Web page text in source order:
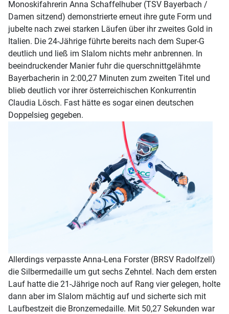
Monoskifahrerin Anna Schaffelhuber (TSV Bayerbach /
Damen sitzend) demonstrierte erneut ihre gute Form und
jubelte nach zwei starken Läufen über ihr zweites Gold in
Italien. Die 24-Jährige führte bereits nach dem Super-G
deutlich und ließ im Slalom nichts mehr anbrennen. In
beeindruckender Manier fuhr die querschnittgelähmte
Bayerbacherin in 2:00,27 Minuten zum zweiten Titel und
blieb deutlich vor ihrer österreichischen Konkurrentin
Claudia Lösch. Fast hätte es sogar einen deutschen
Doppelsieg gegeben.
Allerdings verpasste Anna-Lena Forster (BRSV Radolfzell)
die Silbermedaille um gut sechs Zehntel. Nach dem ersten
Lauf hatte die 21-Jährige noch auf Rang vier gelegen, holte
dann aber im Slalom mächtig auf und sicherte sich mit
Laufbestzeit die Bronzemedaille. Mit 50,27 Sekunden war